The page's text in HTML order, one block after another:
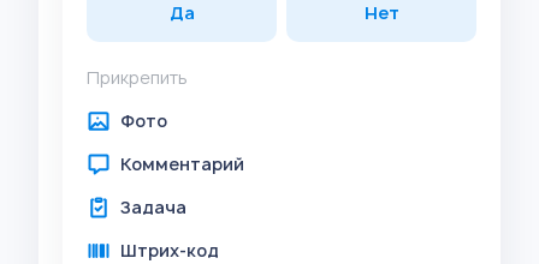
Да Нет
Прикрепить
Фото
Комментарий
Задача
Штрих-код